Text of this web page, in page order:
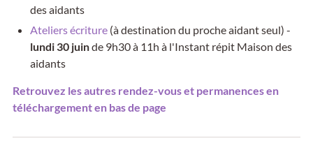
des aidants
Ateliers écriture (à destination du proche aidant seul) -
lundi 30 juinde 9h30 à 11h à l'Instant répit Maison des
aidants
Retrouvez les autres rendez-vous et permanences en
téléchargement en bas de page